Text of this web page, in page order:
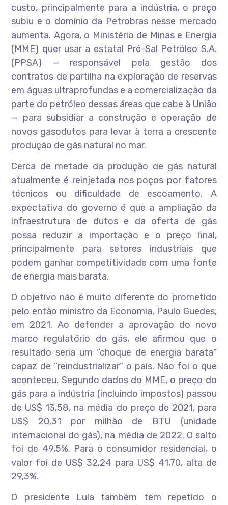
custo, principalmente para a indústria, o preço
subiu e o domínio da Petrobras nesse mercado
aumenta. Agora, o Ministério de Minas e Energia
(MME) quer usar a estatal Pré-Sal Petróleo S.A.
(PPSA) — responsável pela gestão dos
contratos de partilha na exploração de reservas
em águas ultraprofundas e a comercialização da
parte do petróleo dessas áreas que cabe à União
— para subsidiar a construção e operação de
novos gasodutos para levar à terra a crescente
produção de gás natural no mar.
Cerca de metade da produção de gás natural
atualmente é reinjetada nos poços por fatores
técnicos ou dificuldade de escoamento. A
expectativa do governo é que a ampliação da
infraestrutura de dutos e da oferta de gás
possa reduzir a importação e o preço final,
principalmente para setores industriais que
podem ganhar competitividade com uma fonte
de energia mais barata.
O objetivo não é muito diferente do prometido
pelo então ministro da Economia, Paulo Guedes,
em 2021. Ao defender a aprovação do novo
marco regulatório do gás, ele afirmou que o
resultado seria um “choque de energia barata”
capaz de “reindustrializar” o país. Não foi o que
aconteceu. Segundo dados do MME, o preço do
gás para a indústria (incluindo impostos) passou
de US$ 13,58, na média do preço de 2021, para
US$ 20,31 por milhão de BTU (unidade
internacional do gás), na média de 2022. O salto
foi de 49,5%. Para o consumidor residencial, o
valor foi de US$ 32,24 para US$ 41,70, alta de
29,3%.
O presidente Lula também tem repetido o